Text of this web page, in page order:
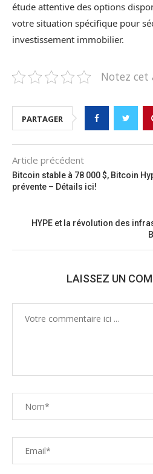
étude attentive des options
votre situation spécifique pour
investissement immobilier.
Notez cet
PARTAGER
Article précédent
Bitcoin stable à 78 000 $, Bitcoin
prévente – Détails ici!
HYPE et la révolution des
LAISSEZ UN